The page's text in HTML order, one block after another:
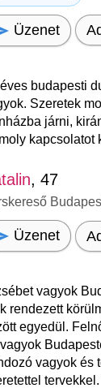
Üzenet
budapesti
Szeretek
járni,
kapcsolatot
, 47
Üzenet
vagyok
rendezett
egyedül.
vagyok és